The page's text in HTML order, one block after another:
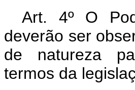
Art. 4º O
deverão ser
de natureza
termos da